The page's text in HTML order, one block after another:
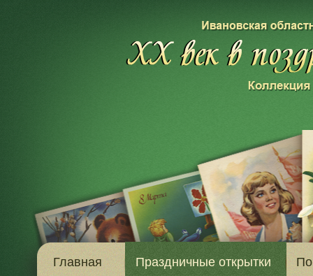
Главная Праздничные открытки